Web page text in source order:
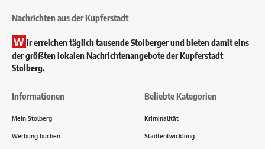
Nachrichten aus der Kupferstadt
W ir erreichen täglich tausende Stolberger und bieten damit eins
der größten lokalen Nachrichtenangebote der Kupferstadt
Stolberg.
Informationen
Mein Stolberg
Werbung buchen
Beliebte Kategorien
Kriminalität
Stadtentwicklung